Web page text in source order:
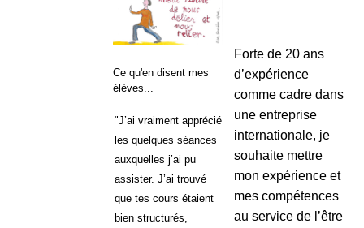
Ce qu'en disent mes
élèves...
"J’ai vraiment apprécié
les quelques séances
auxquelles j’ai pu
assister. J’ai trouvé
que tes cours étaient
bien structurés,
Forte de 20 ans
d’expérience
comme cadre dans
une entreprise
internationale, je
souhaite mettre
mon expérience et
mes compétences
au service de l’être